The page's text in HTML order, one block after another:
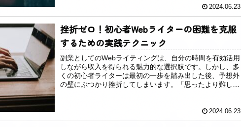
2024.06.23
挫折ゼロ！初心者Webライターの困難を克服
するための実践テクニック
副業としてのWebライティングは、自分の時間を有効活用
しながら収入を得られる魅力的な選択肢です。しかし、多
くの初心者ライターは最初の一歩を踏み出した後、予想外
の壁にぶつかり挫折してしまいます。「思ったより難し
2024.06.23